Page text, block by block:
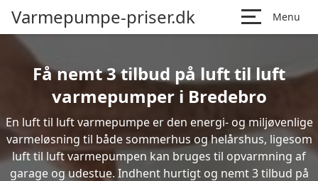
Varmepumpe-priser.dk Menu
Få nemt 3 tilbud på luft til luft
varmepumper i Bredebro
En luft til luft varmepumpe er den energi- og miljøvenlige
varmeløsning til både sommerhus og helårshus, ligesom
luft til luft varmepumpen kan bruges til opvarmning af
garage og udestue. Indhent hurtigt og nemt 3 tilbud på